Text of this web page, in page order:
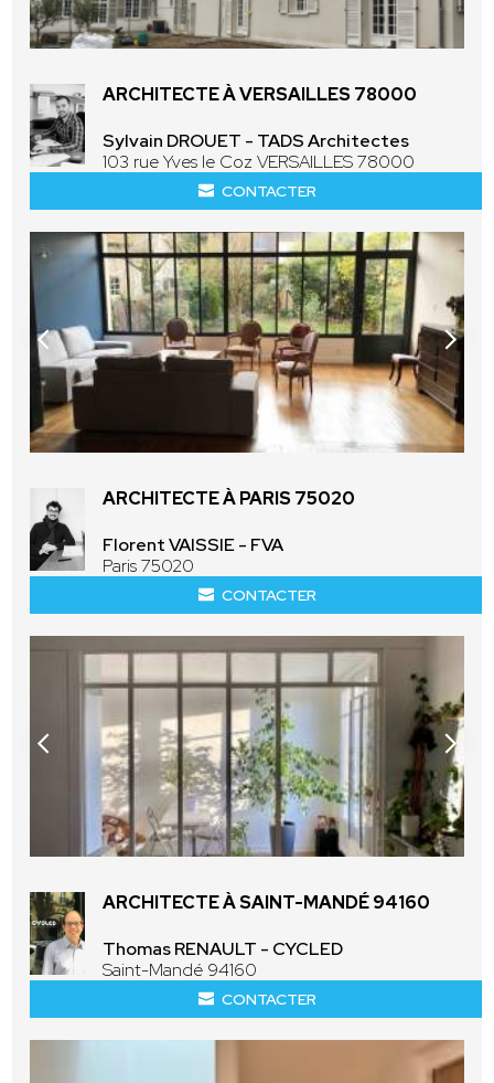
ARCHITECTE À VERSAILLES 78000
Sylvain DROUET - TADS Architectes
103 rue Yves le Coz VERSAILLES 78000
CONTACTER
ARCHITECTE À PARIS 75020
Florent VAISSIE - FVA
Paris 75020
CONTACTER
ARCHITECTE À SAINT-MANDÉ 94160
Thomas RENAULT - CYCLED
Saint-Mandé 94160
CONTACTER